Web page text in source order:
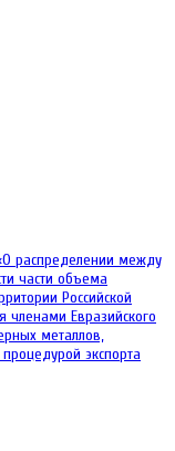
распределении между
части объема
Российской
членами Евразийского
металлов,
экспорта